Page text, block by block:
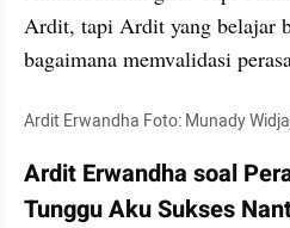
Ardit, tapi Ardit yang belajar
bagaimana memvalidasi
Ardit Erwandha Foto: Munady
Ardit Erwandha soal
Tunggu Aku Sukses